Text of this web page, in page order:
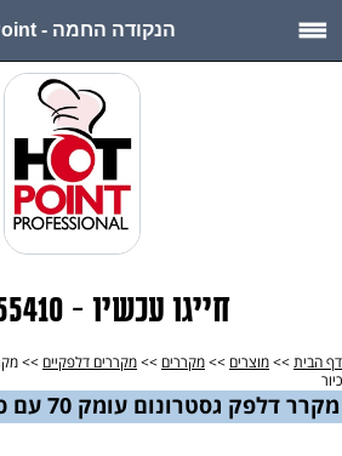
הנקודה החמה - Hot Point - מ...
חייגו עכשיו - 072-3355410
דף הבית >> מוצרים >> מקררים >> מקררים דלפקיים
כיור
מקרר דלפק גסטרונום עומק 70 עם כיור